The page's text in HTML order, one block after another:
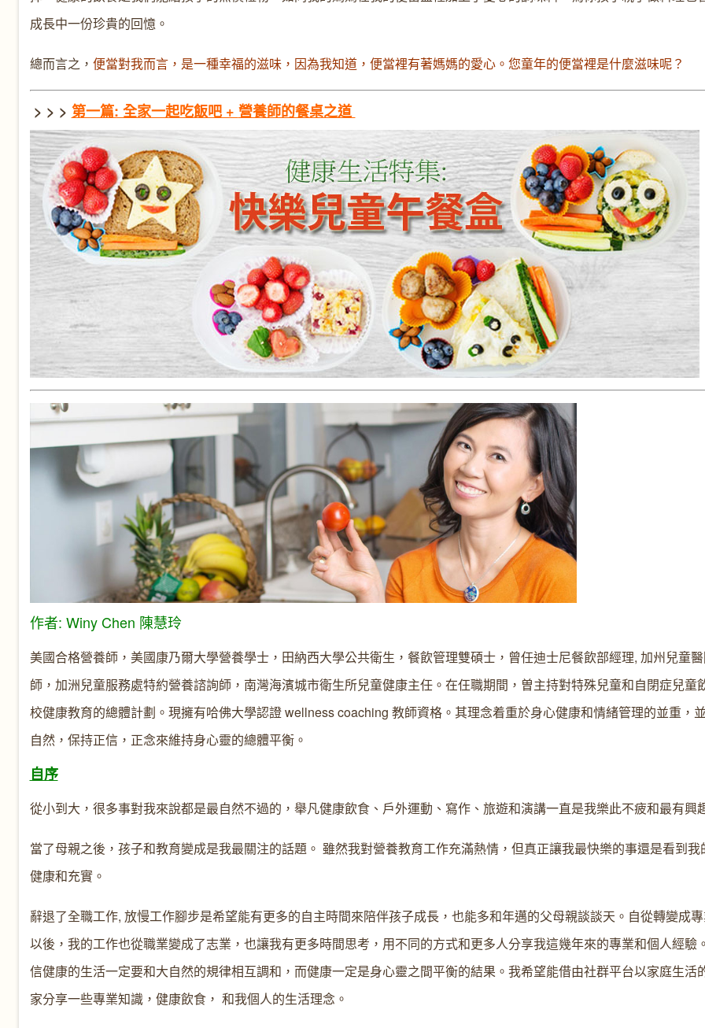
成長中一份珍貴的回憶。
總而言之， 便當對我而言，是一種幸福的滋味，因為我知道，便當裡有著媽媽的愛心。您童年的便當裡是什麼滋味呢？
> > > 第一篇: 全家一起吃飯吧 + 營養師的餐桌之道
作者: Winy Chen 陳慧玲
美國合格營養師，美國康乃爾大學營養學士，田納西大學公共衛生，餐飲管理雙碩士，曾任迪士尼餐飲部經理, 加州兒童
師，加洲兒童服務處特約營養諮詢師，南灣海濱城市衛生所兒童健康主任。在仼職期間，曽主持對特殊兒童和自閉症兒童
校健康教育的總體計劃。現擁有哈佛大學認證 wellness coaching 教師資格。其理念着重於身心健康和情緒管理的並重，
自然，保持正信，正念來維持身心靈的總體平衡。
自序
從小到大，很多事對我來說都是最自然不過的，舉凡健康飲食、戶外運動、寫作、旅遊和演講一直是我樂此不疲和最有興
當了母親之後，孩子和教育變成是我最關注的話題。 雖然我對營養教育工作充滿熱情，但真正讓我最快樂的事還是看到我
健康和充實。
辭退了全職工作, 放慢工作腳步是希望能有更多的自主時間來陪伴孩子成長，也能多和年邁的父母親談談天。自從轉變成
以後，我的工作也從職業變成了志業，也讓我有更多時間思考，用不同的方式和更多人分享我這幾年來的專業和個人經驗
信健康的生活一定要和大自然的規律相互調和，而健康一定是身心靈之間平衡的結果。我希望能借由社群平台以家庭生活
家分享一些專業知識，健康飲食， 和我個人的生活理念。